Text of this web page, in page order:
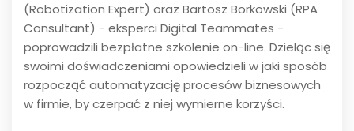
(Robotization Expert) oraz Bartosz Borkowski (RPA
Consultant) - eksperci Digital Teammates -
poprowadzili bezpłatne szkolenie on-line. Dzieląc się
swoimi doświadczeniami opowiedzieli w jaki sposób
rozpocząć automatyzację procesów biznesowych
w firmie, by czerpać z niej wymierne korzyści.